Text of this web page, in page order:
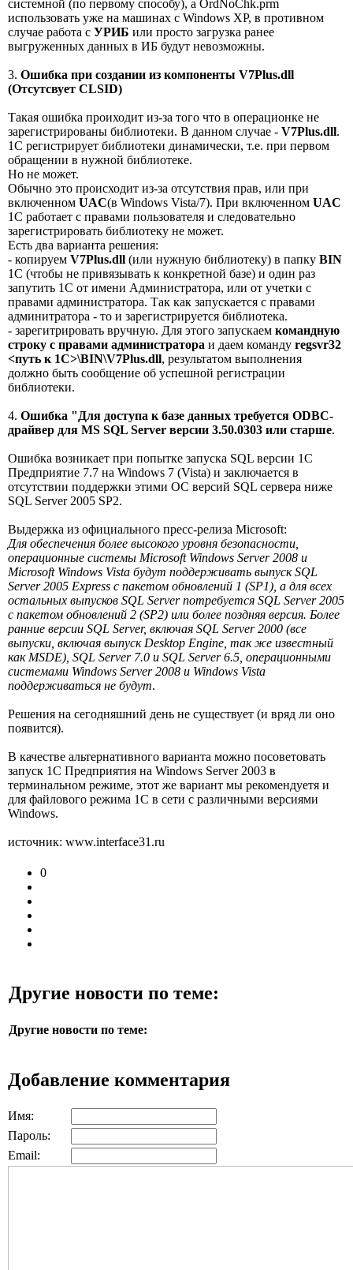
системной (по первому способу), а OrdNoChk.prm
использовать уже на машинах с Windows XP, в противном
случае работа с УРИБ или просто загрузка ранее
выгруженных данных в ИБ будут невозможны.
3. Ошибка при создании из компоненты V7Plus.dll
(Отсутсвует CLSID)
Такая ошибка проиходит из-за того что в операционке не
зарегистрированы библиотеки. В данном случае - V7Plus.dll.
1С регистрирует библиотеки динамически, т.е. при первом
обращении в нужной библиотеке.
Но не может.
Обычно это происходит из-за отсутствия прав, или при
включенном UAC(в Windows Vista/7). При включенном UAC
1C работает с правами пользователя и следовательно
зарегистрировать библиотеку не может.
Есть два варианта решения:
- копируем V7Plus.dll (или нужную библиотеку) в папку BIN
1С (чтобы не привязывать к конкретной базе) и один раз
запутить 1С от имени Администратора, или от учетки с
правами администратора. Так как запускается с правами
админитратора - то и зарегистрируется библиотека.
- зарегитрировать вручную. Для этого запускаем командную
строку с правами администратора и даем команду regsvr32
<путь к 1С>\BIN\V7Plus.dll, результатом выполнения
должно быть сообщение об успешной регистрации
библиотеки.
4. Ошибка "Для доступа к базе данных требуется ODBC-
драйвер для MS SQL Server версии 3.50.0303 или старше.
Ошибка возникает при попытке запуска SQL версии 1С
Предприятие 7.7 на Windows 7 (Vista) и заключается в
отсутствии поддержки этими ОС версий SQL сервера ниже
SQL Server 2005 SP2.
Выдержка из официального пресс-релиза Microsoft:
Для обеспечения более высокого уровня безопасности,
операционные системы Microsoft Windows Server 2008 и
Microsoft Windows Vista будут поддерживать выпуск SQL
Server 2005 Express с пакетом обновлений 1 (SP1), а для всех
остальных выпусков SQL Server потребуется SQL Server 2005
с пакетом обновлений 2 (SP2) или более поздняя версия. Более
ранние версии SQL Server, включая SQL Server 2000 (все
выпуски, включая выпуск Desktop Engine, так же известный
как MSDE), SQL Server 7.0 и SQL Server 6.5, операционными
системами Windows Server 2008 и Windows Vista
поддерживаться не будут.
Решения на сегодняшний день не существует (и вряд ли оно
появится).
В качестве альтернативного варианта можно посоветовать
запуск 1С Предприятия на Windows Server 2003 в
терминальном режиме, этот же вариант мы рекомендуетя и
для файлового режима 1С в сети с различными версиями
Windows.
источник: www.interface31.ru
0
Другие новости по теме:
Другие новости по теме:
Добавление комментария
Имя:
Пароль:
Email: